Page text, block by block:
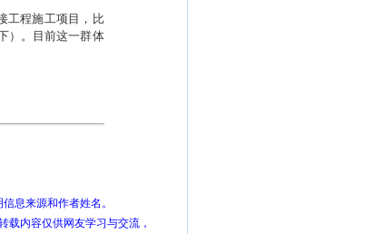
工程施工项目，比
）。目前这一群体
息来源和作者姓名。
内容仅供网友学习与交流，